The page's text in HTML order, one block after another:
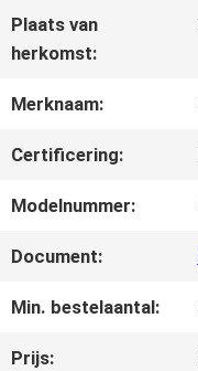
VIDEOS
OVER
ONS
Plaats van
herkomst:
Merknaam:
Certificering:
Modelnummer:
Document:
Min. bestelaantal:
Prijs: